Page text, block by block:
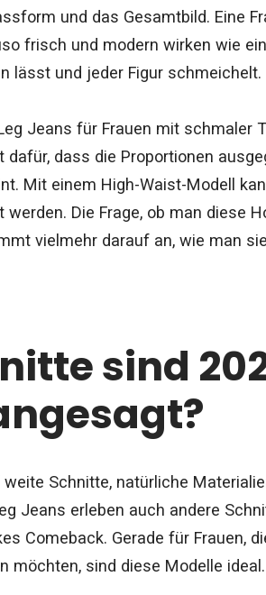
und das Gesamtbild. Eine
frisch und modern wirken wie
lässt und jeder Figur schmeichelt.
Jeans für Frauen mit schmaler
dass die Proportionen
Mit einem High-Waist-Modell
Die Frage, ob man diese
vielmehr darauf an, wie man
sind
Schnitte, natürliche
Jeans erleben auch andere
Comeback. Gerade für Frauen,
möchten, sind diese Modelle ideal.